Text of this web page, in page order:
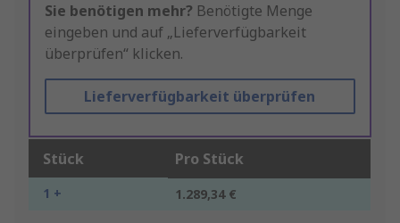
Sie benötigen mehr? Benötigte Menge
eingeben und auf „Lieferverfügbarkeit
überprüfen“ klicken.
Lieferverfügbarkeit überprüfen
Stück Pro Stück
1 + 1.289,34 €